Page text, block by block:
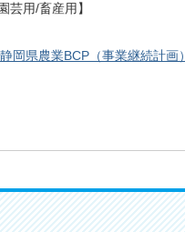
芸用/畜産用】
岡県農業BCP（事業継続計画）